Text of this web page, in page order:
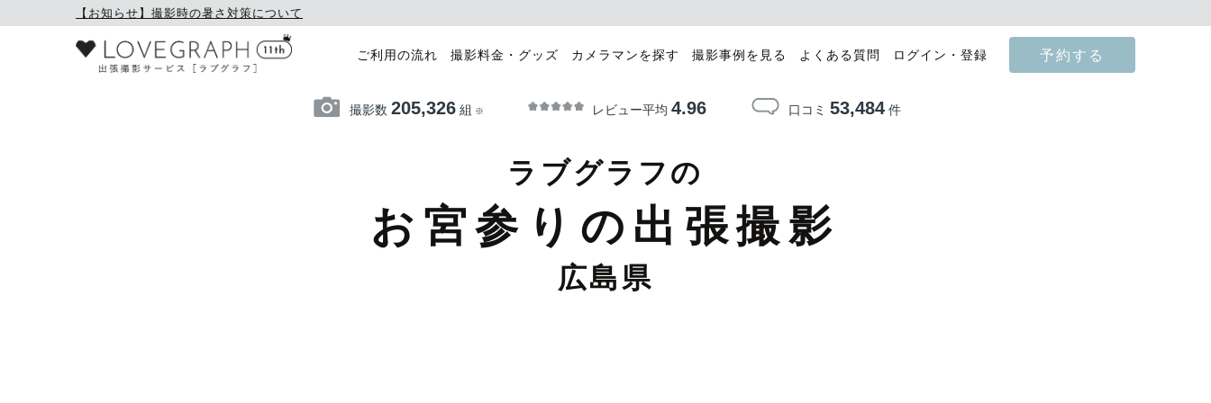
【お知らせ】撮影時の暑さ対策について
ご利用の流れ 撮影料金・グッズ カメラマンを探す 撮影事例を見る よくある質問 ログイン・登録 予約する
撮影数 205,326組 ※ レビュー平均 4.96 口コミ 53,484件
ラブグラフの
お宮参りの出張撮影
広島県